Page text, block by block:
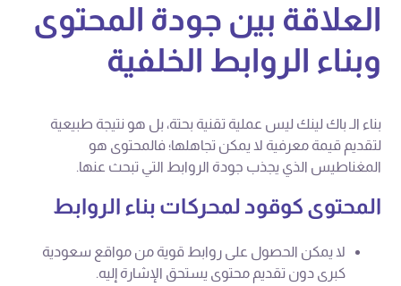
العلاقة بين جودة المحتوى
وبناء الروابط الخلفية
بناء الـ باك لينك ليس عملية تقنية بحتة، بل هو نتيجة طبيعية
لتقديم قيمة معرفية لا يمكن تجاهلها؛ فالمحتوى هو
المغناطيس الذي يجذب جودة الروابط التي تبحث عنها.
المحتوى كوقود لمحركات بناء الروابط
لا يمكن الحصول على روابط قوية من مواقع سعودية
كبرى دون تقديم محتوى يستحق الإشارة إليه.